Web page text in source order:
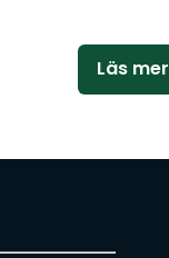
Läs mer